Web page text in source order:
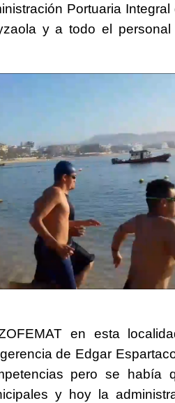
Portuaria
y a todo el
en esta
de Edgar
pero se había
y hoy la